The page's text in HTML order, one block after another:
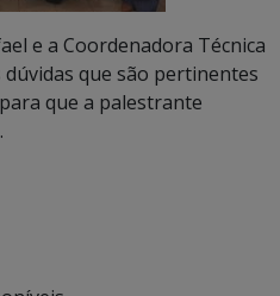
e a Coordenadora Técnica
que são pertinentes
que a palestrante